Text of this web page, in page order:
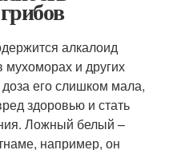
алкалоид
мухоморах и других
его слишком мала,
здоровью и стать
Ложный белый –
например, он